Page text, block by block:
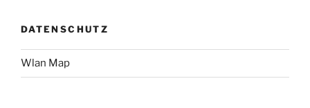
DATENSCHUTZ
Wlan Map